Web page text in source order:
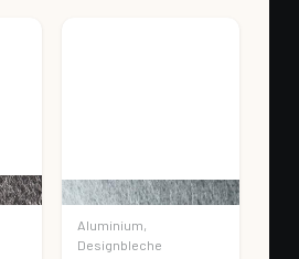
Aluminium
Designbleche